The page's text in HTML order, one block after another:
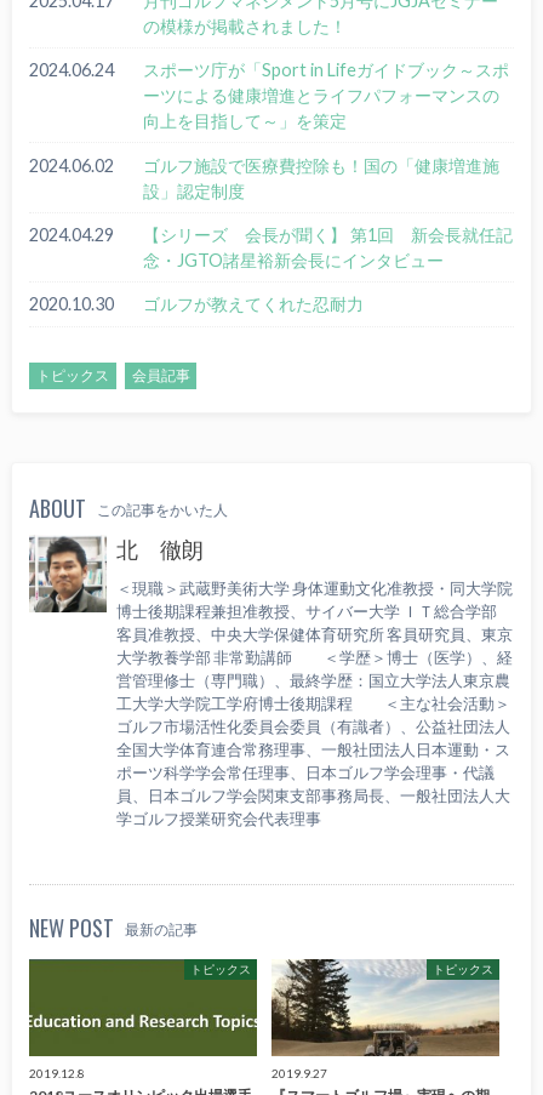
の模様が掲載されました！
2024.06.24
スポーツ庁が「Sport in Lifeガイドブック～スポ
ーツによる健康増進とライフパフォーマンスの
向上を目指して～」を策定
2024.06.02
ゴルフ施設で医療費控除も！国の「健康増進施
設」認定制度
2024.04.29
【シリーズ 会長が聞く】 第1回 新会長就任記
念・JGTO諸星裕新会長にインタビュー
2020.10.30 ゴルフが教えてくれた忍耐力
トピックス 会員記事
ABOUT この記事をかいた人
北 徹朗
＜現職＞武蔵野美術大学 身体運動文化准教授・同大学院
博士後期課程兼担准教授、サイバー大学 ＩＴ総合学部
客員准教授、中央大学保健体育研究所 客員研究員、東京
大学教養学部 非常勤講師 ＜学歴＞博士（医学）、経
営管理修士（専門職）、最終学歴：国立大学法人東京農
工大学大学院工学府博士後期課程 ＜主な社会活動＞
ゴルフ市場活性化委員会委員（有識者）、公益社団法人
全国大学体育連合常務理事、一般社団法人日本運動・ス
ポーツ科学学会常任理事、日本ゴルフ学会理事・代議
員、日本ゴルフ学会関東支部事務局長、一般社団法人大
学ゴルフ授業研究会代表理事
NEW POST 最新の記事
トピックス
2019.12.8
トピックス
2019.9.27